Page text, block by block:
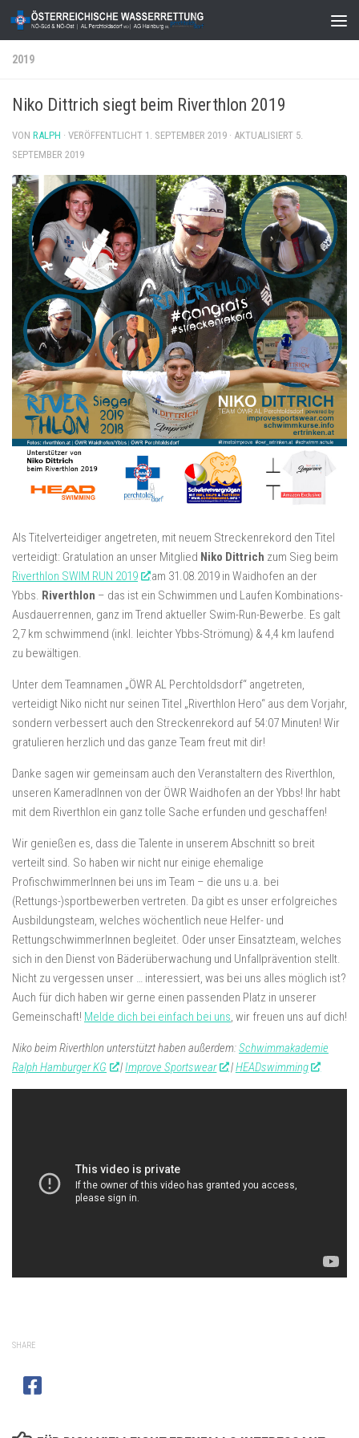
Zum Inhalt springen
2019
Niko Dittrich siegt beim Riverthlon 2019
VON RALPH · VERÖFFENTLICHT 1. SEPTEMBER 2019 · AKTUALISIERT 5.
SEPTEMBER 2019
Als Titelverteidiger angetreten, mit neuem Streckenrekord den Titel
verteidigt: Gratulation an unser Mitglied Niko Dittrich zum Sieg beim
Riverthlon SWIM RUN 2019
am 31.08.2019 in Waidhofen an der
Ybbs. Riverthlon – das ist ein Schwimmen und Laufen Kombinations-
Ausdauerrennen, ganz im Trend aktueller Swim-Run-Bewerbe. Es galt
2,7 km schwimmend (inkl. leichter Ybbs-Strömung) & 4,4 km laufend
zu bewältigen.
Unter dem Teamnamen „ÖWR AL Perchtoldsdorf“ angetreten,
verteidigt Niko nicht nur seinen Titel „Riverthlon Hero“ aus dem Vorjahr,
sondern verbessert auch den Streckenrekord auf 54:07 Minuten! Wir
gratulieren herzlich und das ganze Team freut mit dir!
Danke sagen wir gemeinsam auch den Veranstaltern des Riverthlon,
unseren KameradInnen von der ÖWR Waidhofen an der Ybbs! Ihr habt
mit dem Riverthlon ein ganz tolle Sache erfunden und geschaffen!
Wir genießen es, dass die Talente in unserem Abschnitt so breit
verteilt sind. So haben wir nicht nur einige ehemalige
ProfischwimmerInnen bei uns im Team – die uns u.a. bei
(Rettungs-)sportbewerben vertreten. Da gibt es unser erfolgreiches
Ausbildungsteam, welches wöchentlich neue Helfer- und
RettungschwimmerInnen begleitet. Oder unser Einsatzteam, welches
sich in den Dienst von Bäderüberwachung und Unfallprävention stellt.
Nicht zu vergessen unser … interessiert, was bei uns alles möglich ist?
Auch für dich haben wir gerne einen passenden Platz in unserer
Gemeinschaft! Melde dich bei einfach bei uns, wir freuen uns auf dich!
Niko beim Riverthlon unterstützt haben außerdem:Schwimmakademie
Ralph Hamburger KG
|Improve Sportswear |HEADswimming
SHARE